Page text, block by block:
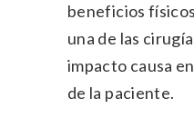
beneficios
una de las
impacto causa
de la paciente.